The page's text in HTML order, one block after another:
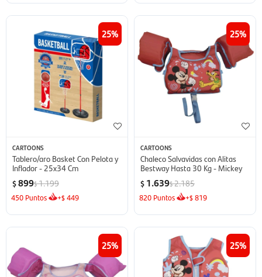
25
CARTOONS
Tablero/aro Basket Con Pelota y
Inflador - 25x34 Cm
$899$1.199
450 Puntos +$449
25
CARTOONS
Chaleco Salvavidas con Alitas
Bestway Hasta 30 Kg - Mickey
$ 1.639$2.185
820 Puntos +$819
25 25